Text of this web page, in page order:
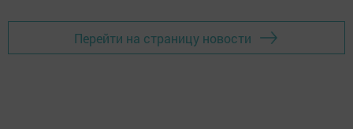
Перейти на страницу новости